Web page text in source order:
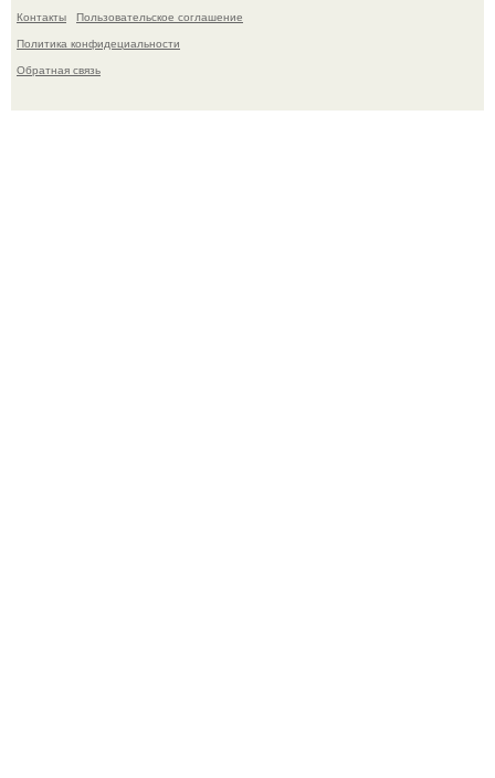
Контакты
Пользовательское соглашение
Политика конфидециальности
Обратная связь